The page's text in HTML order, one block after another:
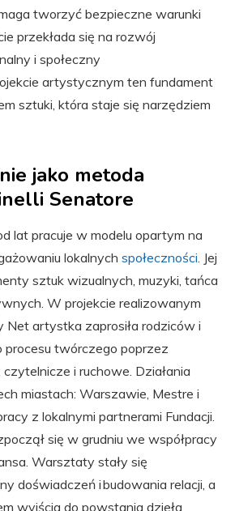
tworzyć bezpieczne warunki
przekłada się na rozwój
i społeczny
artystycznym ten fundament
sztuki, która staje się narzędziem
jako metoda
Senatore
lat pracuje w modelu opartym na
lokalnych społeczności . Jej
sztuk wizualnych, muzyki, tańca
W projekcie realizowanym
Net artystka zaprosiła rodziców i
procesu twórczego poprzez
i ruchowe. Działania
miastach: Warszawie, Mestre i
z lokalnymi partnerami Fundacji.
się w grudniu we współpracy
Warsztaty stały się
doświadczeń i budowania relacji, a
wyjścia do powstania dzieła